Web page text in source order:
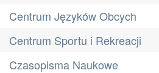
Centrum Języków Obcych
Centrum Sportu i Rekreacji
Czasopisma Naukowe